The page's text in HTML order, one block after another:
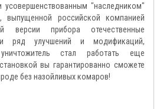
усовершенствованным "наследником"
выпущенной российской компанией
версии прибора отечественные
ряд улучшений и модификаций,
стал работать еще
вы гарантированно сможете
без назойливых комаров!